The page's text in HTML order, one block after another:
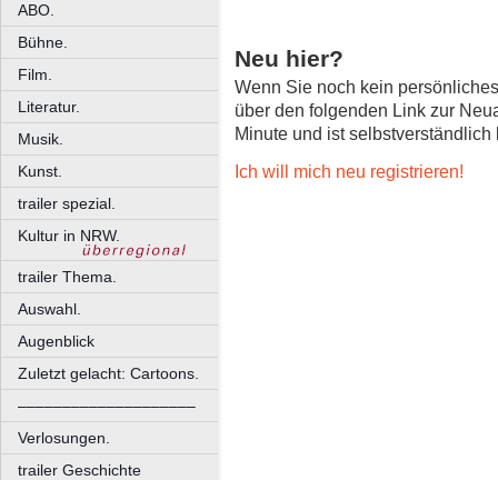
ABO.
Bühne.
Film.
Literatur.
Musik.
Kunst.
trailer spezial.
Kultur in NRW.
trailer Thema.
Auswahl.
Augenblick
Zuletzt gelacht: Cartoons.
––––––––––––––––––––
Verlosungen.
trailer Geschichte
Neu hier?
Wenn Sie noch kein
über den folgenden Link zur
Minute und ist selbstverständlich
Ich will mich neu registrieren!